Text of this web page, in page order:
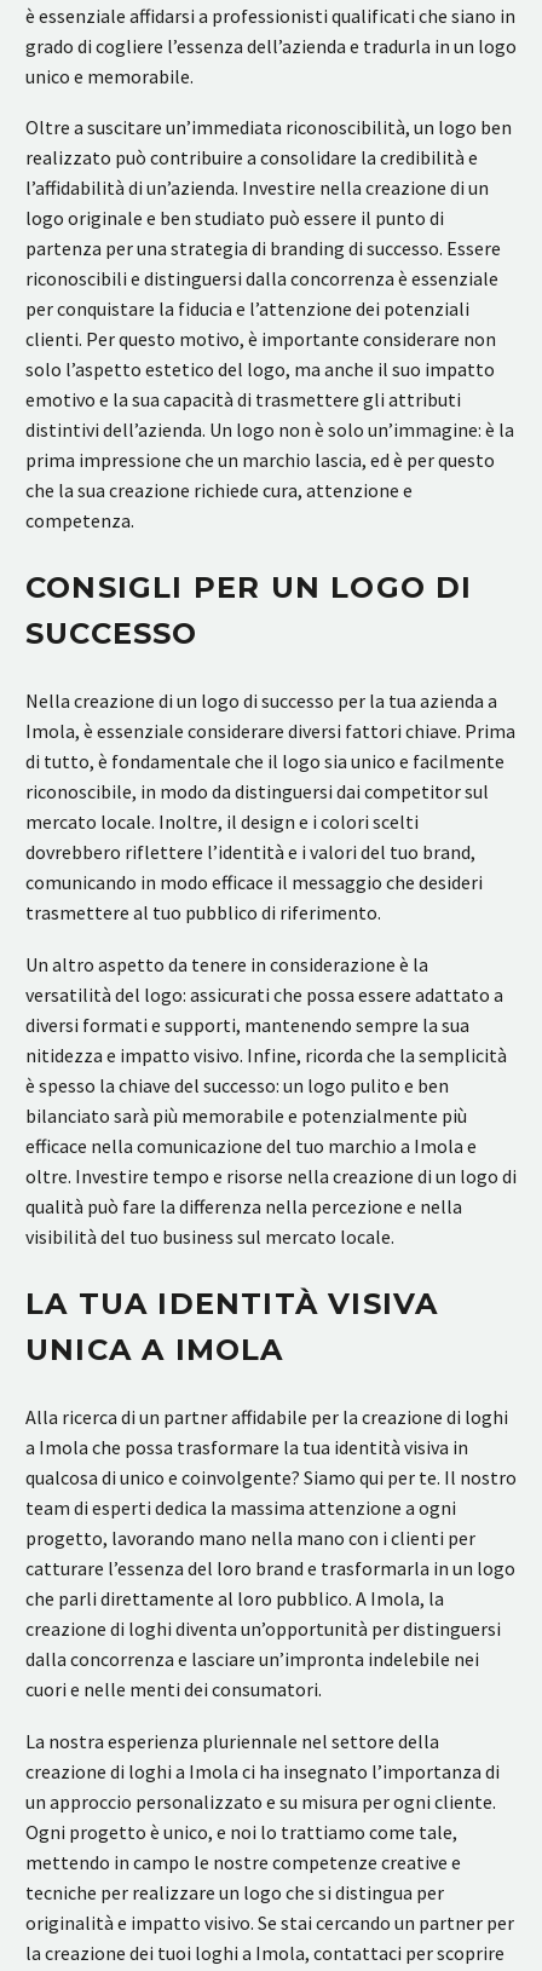
è essenziale affidarsi a professionisti qualificati che siano in
grado di cogliere l’essenza dell’azienda e tradurla in un logo
unico e memorabile.
Oltre a suscitare un’immediata riconoscibilità, un logo ben
realizzato può contribuire a consolidare la credibilità e
l’affidabilità di un’azienda. Investire nella creazione di un
logo originale e ben studiato può essere il punto di
partenza per una strategia di branding di successo. Essere
riconoscibili e distinguersi dalla concorrenza è essenziale
per conquistare la fiducia e l’attenzione dei potenziali
clienti. Per questo motivo, è importante considerare non
solo l’aspetto estetico del logo, ma anche il suo impatto
emotivo e la sua capacità di trasmettere gli attributi
distintivi dell’azienda. Un logo non è solo un’immagine: è la
prima impressione che un marchio lascia, ed è per questo
che la sua creazione richiede cura, attenzione e
competenza.
CONSIGLI PER UN LOGO DI
SUCCESSO
Nella creazione di un logo di successo per la tua azienda a
Imola, è essenziale considerare diversi fattori chiave. Prima
di tutto, è fondamentale che il logo sia unico e facilmente
riconoscibile, in modo da distinguersi dai competitor sul
mercato locale. Inoltre, il design e i colori scelti
dovrebbero riflettere l’identità e i valori del tuo brand,
comunicando in modo efficace il messaggio che desideri
trasmettere al tuo pubblico di riferimento.
Un altro aspetto da tenere in considerazione è la
versatilità del logo: assicurati che possa essere adattato a
diversi formati e supporti, mantenendo sempre la sua
nitidezza e impatto visivo. Infine, ricorda che la semplicità
è spesso la chiave del successo: un logo pulito e ben
bilanciato sarà più memorabile e potenzialmente più
efficace nella comunicazione del tuo marchio a Imola e
oltre. Investire tempo e risorse nella creazione di un logo di
qualità può fare la differenza nella percezione e nella
visibilità del tuo business sul mercato locale.
LA TUA IDENTITÀ VISIVA
UNICA A IMOLA
Alla ricerca di un partner affidabile per la creazione di loghi
a Imola che possa trasformare la tua identità visiva in
qualcosa di unico e coinvolgente? Siamo qui per te. Il nostro
team di esperti dedica la massima attenzione a ogni
progetto, lavorando mano nella mano con i clienti per
catturare l’essenza del loro brand e trasformarla in un logo
che parli direttamente al loro pubblico. A Imola, la
creazione di loghi diventa un’opportunità per distinguersi
dalla concorrenza e lasciare un’impronta indelebile nei
cuori e nelle menti dei consumatori.
La nostra esperienza pluriennale nel settore della
creazione di loghi a Imola ci ha insegnato l’importanza di
un approccio personalizzato e su misura per ogni cliente.
Ogni progetto è unico, e noi lo trattiamo come tale,
mettendo in campo le nostre competenze creative e
tecniche per realizzare un logo che si distingua per
originalità e impatto visivo. Se stai cercando un partner per
la creazione dei tuoi loghi a Imola, contattaci per scoprire